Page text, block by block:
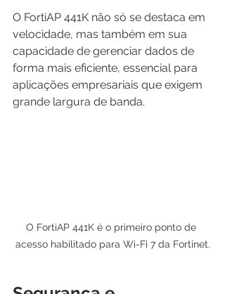
O FortiAP 441K não só se destaca em
velocidade, mas também em sua
capacidade de gerenciar dados de
forma mais eficiente, essencial para
aplicações empresariais que exigem
grande largura de banda.
O FortiAP 441K é o primeiro ponto de
acesso habilitado para Wi-Fi 7 da Fortinet.